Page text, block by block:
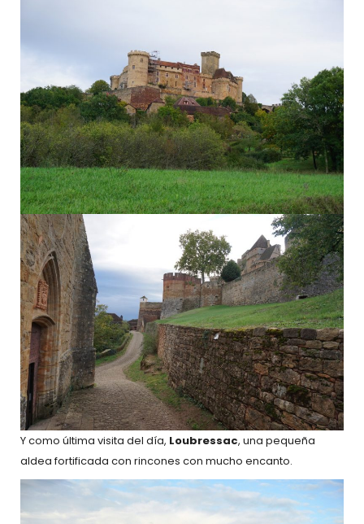
Y como última visita del día, Loubressac, una pequeña
aldea fortificada con rincones con mucho encanto.